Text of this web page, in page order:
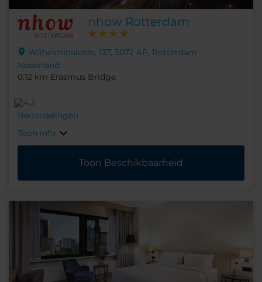
nhow Rotterdam
Wilhelminakade, 137, 3072 AP, Rotterdam -
Nederland
0.12 km Erasmus Bridge
Beoordelingen
Toon info
Toon Beschikbaarheid